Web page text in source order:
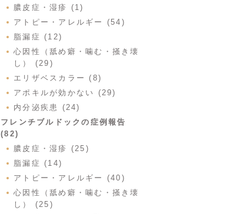
膿皮症・湿疹 (1)
アトピー・アレルギー (54)
脂漏症 (12)
心因性（舐め癖・噛む・掻き壊
し） (29)
エリザベスカラー (8)
アポキルが効かない (29)
内分泌疾患 (24)
フレンチブルドックの症例報告
(82)
膿皮症・湿疹 (25)
脂漏症 (14)
アトピー・アレルギー (40)
心因性（舐め癖・噛む・掻き壊
し） (25)